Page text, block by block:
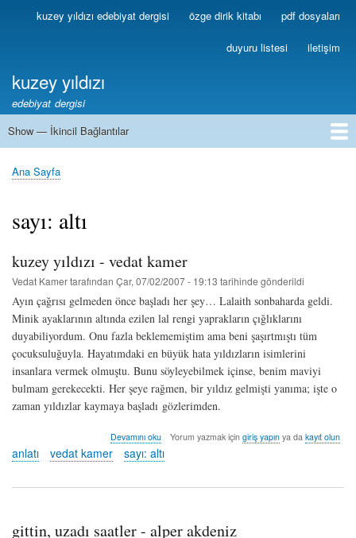
Ana
içeriğe
Birincilkuzey yıldızı edebiyat dergisi özge dirik kitabı pdf dosyaları
duyuru listesi iletişim
kuzey yıldızı
edebiyat dergisi
İkincil
Show — İkincil Bağlantılar
1
2
3
4
5
6
7
8
9
10
11
12
13
Sayfa
Ana Sayfa
sayı: altı
kuzey yıldızı - vedat kamer
Vedat Kamertarafından Çar, 07/02/2007 - 19:13 tarihinde gönderildi
Ayın çağrısı gelmeden önce başladı her şey… Lalaith sonbaharda geldi.
Minik ayaklarının altında ezilen lal rengi yaprakların çığlıklarını
duyabiliyordum. Onu fazla beklememiştim ama beni şaşırtmıştı tüm
çocuksuluğuyla. Hayatımdaki en büyük hata yıldızların isimlerini
insanlara vermek olmuştu. Bunu söyleyebilmek içinse, benim maviyi
bulmam gerekecekti. Her şeye rağmen, bir yıldız gelmişti yanıma; işte o
zaman yıldızlar kaymaya başladı gözlerimden.
kuzey
-
kamer
Devamını oku Yorum yazmak için giriş yapınya da kayıt olun
anlatı vedat kamer sayı: altı
gittin, uzadı saatler - alper akdeniz